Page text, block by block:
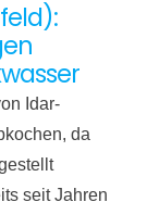
Idar-
da
seit Jahren